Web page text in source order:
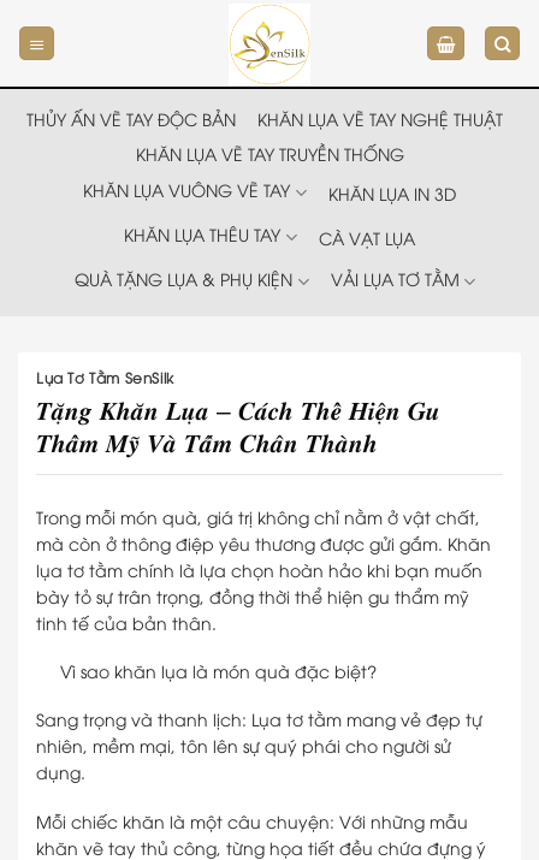
đến
nội
dung
THỦY ẤN VẼ TAY ĐỘC BẢN
KHĂN LỤA VẼ TAY NGHỆ THUẬT
KHĂN LỤA VẼ TAY TRUYỀN THỐNG
KHĂN LỤA VUÔNG VẼ TAY
KHĂN LỤA IN 3D
KHĂN LỤA THÊU TAY
CÀ VẠT LỤA
QUÀ TẶNG LỤA & PHỤ KIỆN
VẢI LỤA TƠ TẰM
Lụa Tơ Tằm SenSilk
𝑻𝒂̣̆𝒏𝒈 𝑲𝒉𝒂̆𝒏 𝑳𝒖̣𝒂 – 𝑪𝒂́𝒄𝒉 𝑻𝒉𝒆̂̉ 𝑯𝒊𝒆̣̂𝒏 𝑮𝒖
𝑻𝒉𝒂̂̉𝒎 𝑴𝒚̃ 𝑽𝒂̀ 𝑻𝒂̂́𝒎 𝑪𝒉𝒂̂𝒏 𝑻𝒉𝒂̀𝒏𝒉
Trong mỗi món quà, giá trị không chỉ nằm ở vật chất,
mà còn ở thông điệp yêu thương được gửi gắm. Khăn
lụa tơ tằm chính là lựa chọn hoàn hảo khi bạn muốn
bày tỏ sự trân trọng, đồng thời thể hiện gu thẩm mỹ
tinh tế của bản thân.
Vì sao khăn lụa là món quà đặc biệt?
Sang trọng và thanh lịch: Lụa tơ tằm mang vẻ đẹp tự
nhiên, mềm mại, tôn lên sự quý phái cho người sử
dụng.
Mỗi chiếc khăn là một câu chuyện: Với những mẫu
khăn vẽ tay thủ công, từng họa tiết đều chứa đựng ý